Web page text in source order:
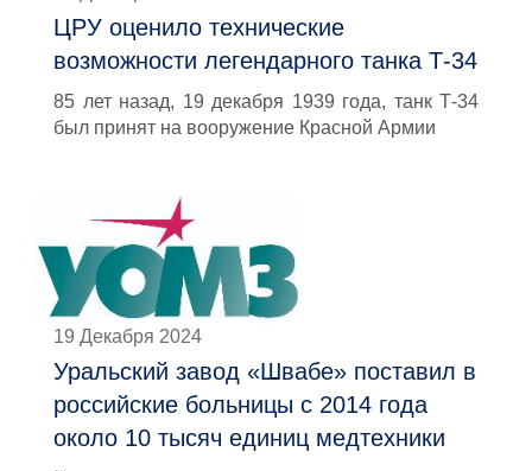
ЦРУ оценило технические
возможности легендарного танка Т-34
85 лет назад, 19 декабря 1939 года, танк Т-34
был принят на вооружение Красной Армии
19 Декабря 2024
Уральский завод «Швабе» поставил в
российские больницы с 2014 года
около 10 тысяч единиц медтехники